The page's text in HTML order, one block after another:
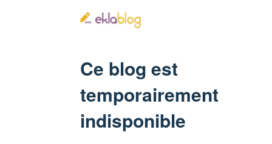
Ce blog est
temporairement
indisponible